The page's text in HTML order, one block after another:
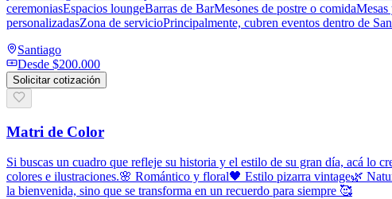
ceremoniasEspacios loungeBarras de BarMesones de postre o
personalizadasZona de servicioPrincipalmente, cubren eventos dentro de
Santiago
Desde $200.000
Solicitar cotización
Matri de Color
Si buscas un cuadro que refleje su historia y el estilo de su gran día, acá lo
colores e ilustraciones.🌸 Romántico y floral🖤 Estilo pizarra vintage🌿
la bienvenida, sino que se transforma en un recuerdo para siempre 🥰